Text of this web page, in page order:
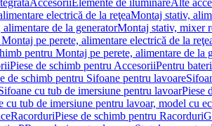
AccesoriiElemente de iluminareAlte
electrică de la reţeaMontaj stativ,
de la generatorMontaj stativ, mixer
pe perete, alimentare electrică de la
pentru Montaj pe perete, alimentare de la
Piese de schimb pentru AccesoriiPentru
de schimb pentru Sifoane pentru lavoare
cu tub de imersiune pentru lavoarPiese
cu tub de imersiune pentru lavoar, model cu
RacorduriPiese de schimb pentru Racorduri